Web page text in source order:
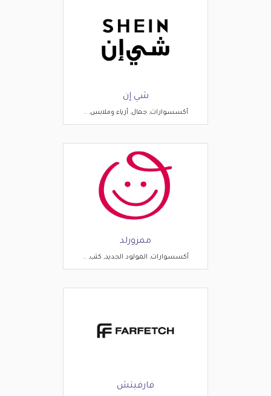
شي إن
أكسسوارات, جمال, أزياء وملابس, ..
ممزورلد
أكسسوارات, المولود الجديد, كتب, ..
فارفيتش